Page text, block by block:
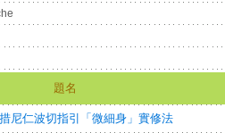
題名
尼仁波切指引「微細身」實修法